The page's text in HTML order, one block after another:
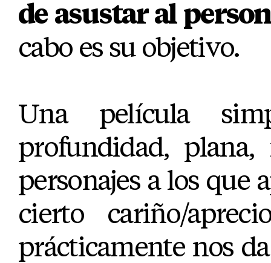
de asustar al
cabo es su objetivo.
Una película
profundidad,
personajes a los que
cierto cariño/
prácticamente nos